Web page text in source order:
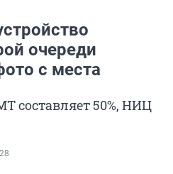
очереди
с места
составляет 50%, НИЦ